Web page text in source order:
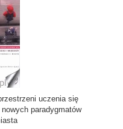
uczenia się
paradygmatów